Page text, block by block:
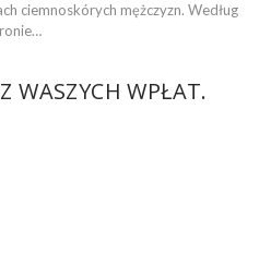
ciemnoskórych mężczyzn. Według
WASZYCH WPŁAT.